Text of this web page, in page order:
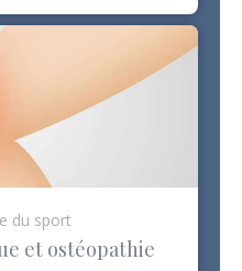
du sport
et ostéopathie